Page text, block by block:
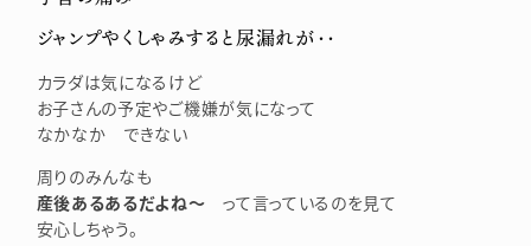
ジャンプやくしゃみすると尿漏れが・・
カラダは気になるけど
お子さんの予定やご機嫌が気になって
なかなか できない
周りのみんなも
産後あるあるだよね～って言っているのを見て
安心しちゃう。